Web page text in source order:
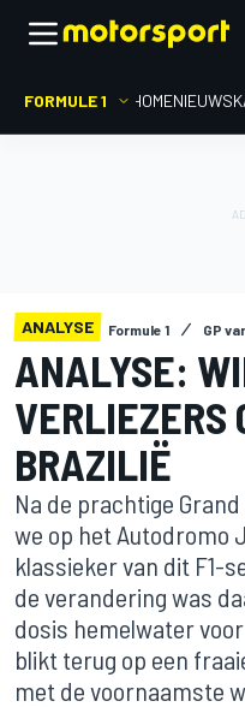
FORMULE 1 HOMENIEUWS
ANALYSE Formule 1 GP
ANALYSE:
VERLIEZERS
BRAZILIË
Na de prachtige
we op het Autodromo
klassieker van dit F1-
de verandering was
dosis hemelwater
blikt terug op een
met de voornaamste